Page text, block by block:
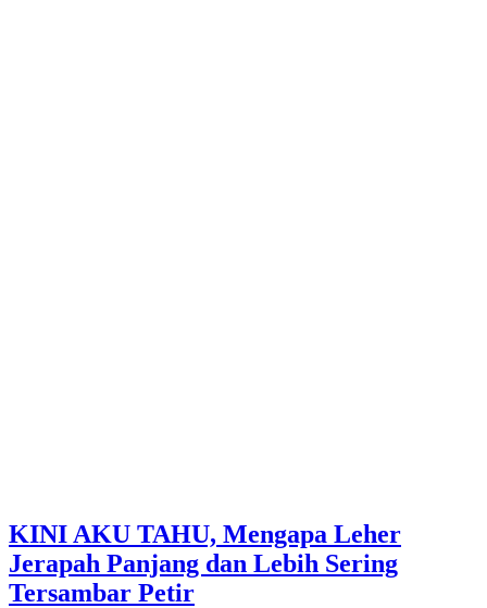
KINI AKU TAHU, Mengapa Leher
Jerapah Panjang dan Lebih Sering
Tersambar Petir